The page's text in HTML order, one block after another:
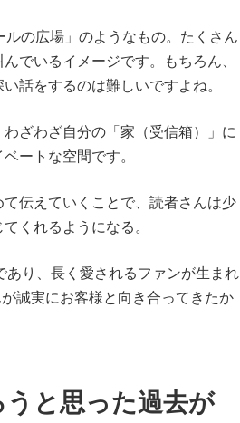
の広場」のようなもの。たくさん
でいるイメージです。もちろん、
話をするのは難しいですよね。
ざわざ自分の「家（受信箱）」に
ートな空間です。
伝えていくことで、読者さんは少
くれるようになる。
あり、長く愛されるファンが生まれ
誠実にお客様と向き合ってきたか
と思った過去が